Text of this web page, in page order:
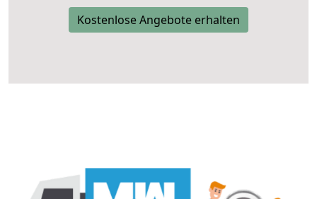
Kostenlose Angebote erhalten